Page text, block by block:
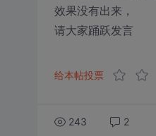
效果没有出来，
请大家踊跃发言
给本帖投票
243 2